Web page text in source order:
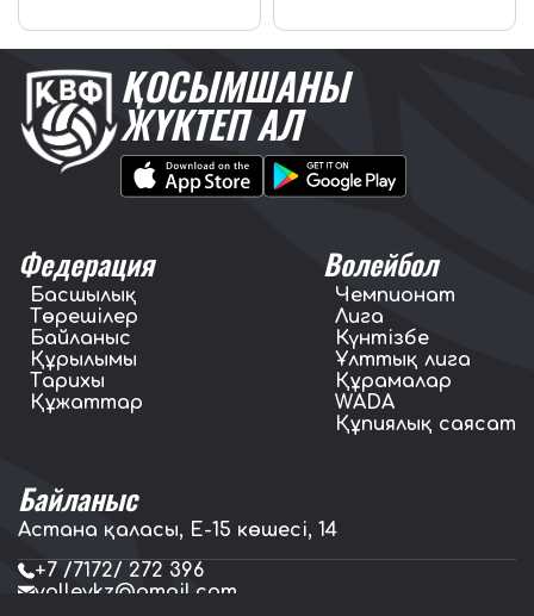
ҚОСЫМШАНЫ
ЖҮКТЕП АЛ
Федерация
Басшылық
Төрешілер
Байланыс
Құрылымы
Тарихы
Құжаттар
Волейбол
Чемпионат
Лига
Күнтізбе
Ұлттық лига
Құрамалар
WADA
Құпиялық саясат
Байланыс
Астана қаласы, E-15 көшесі, 14
+7 /7172/ 272 396
volleykz@gmail.com